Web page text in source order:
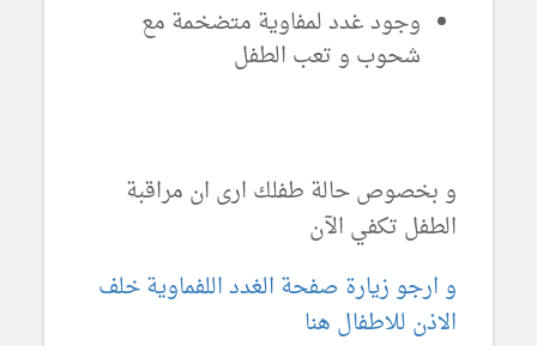
وجود غدد لمفاوية متضخمة مع
شحوب و تعب الطفل
و بخصوص حالة طفلك ارى ان مراقبة
الطفل تكفي الآن
و ارجو زيارة صفحة الغدد اللفماوية خلف
الاذن للاطفال هنا